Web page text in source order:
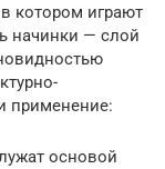
котором играют
начинки — слой
применение:
основой